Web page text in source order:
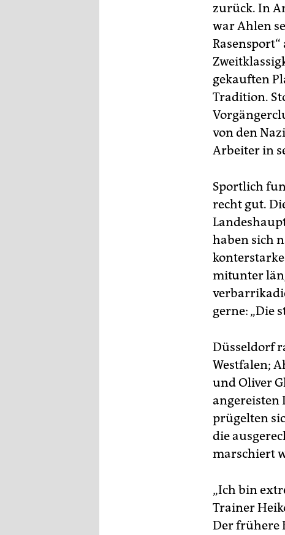
zurück. In
war Ahlen
gekauften
Tradition.
von den
Arbeiter in
Sportlich
recht gut.
haben sich
mitunter
gerne: „Die
Düsseldorf
Westfalen;
und Oliver
angereisten
prügelten
die
marschiert
„Ich bin
Trainer
Der frühere